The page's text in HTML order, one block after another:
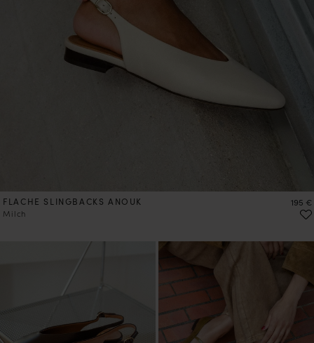
FLACHE SLINGBACKS ANOUK
Milch
Preis
195 €